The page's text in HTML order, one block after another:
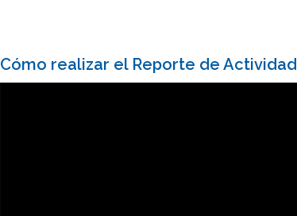
Cómo realizar el Reporte de